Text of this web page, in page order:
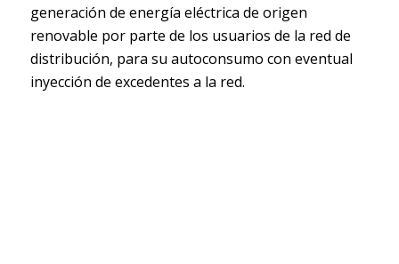
generación de energía eléctrica de origen
renovable por parte de los usuarios de la red de
distribución, para su autoconsumo con eventual
inyección de excedentes a la red.